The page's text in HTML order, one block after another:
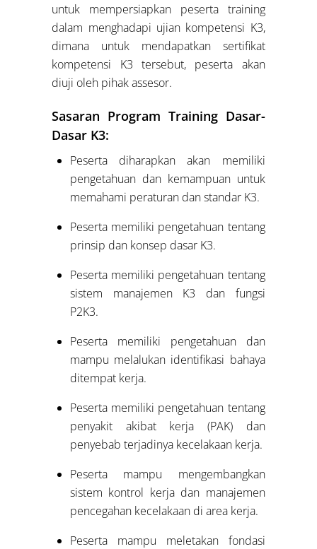
untuk mempersiapkan peserta training
dalam menghadapi ujian kompetensi K3,
dimana untuk mendapatkan sertifikat
kompetensi K3 tersebut, peserta akan
diuji oleh pihak assesor.
Sasaran Program Training Dasar-
Dasar K3:
Peserta diharapkan akan memiliki
pengetahuan dan kemampuan untuk
memahami peraturan dan standar K3.
Peserta memiliki pengetahuan tentang
prinsip dan konsep dasar K3.
Peserta memiliki pengetahuan tentang
sistem manajemen K3 dan fungsi
P2K3.
Peserta memiliki pengetahuan dan
mampu melalukan identifikasi bahaya
ditempat kerja.
Peserta memiliki pengetahuan tentang
penyakit akibat kerja (PAK) dan
penyebab terjadinya kecelakaan kerja.
Peserta mampu mengembangkan
sistem kontrol kerja dan manajemen
pencegahan kecelakaan di area kerja.
Peserta mampu meletakan fondasi